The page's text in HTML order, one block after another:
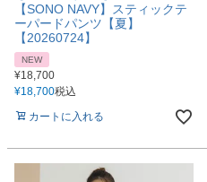
【SONO NAVY】スティックテ
ーパードパンツ【夏】
【20260724】
NEW
¥18,700
¥18,700税込
カートに入れる